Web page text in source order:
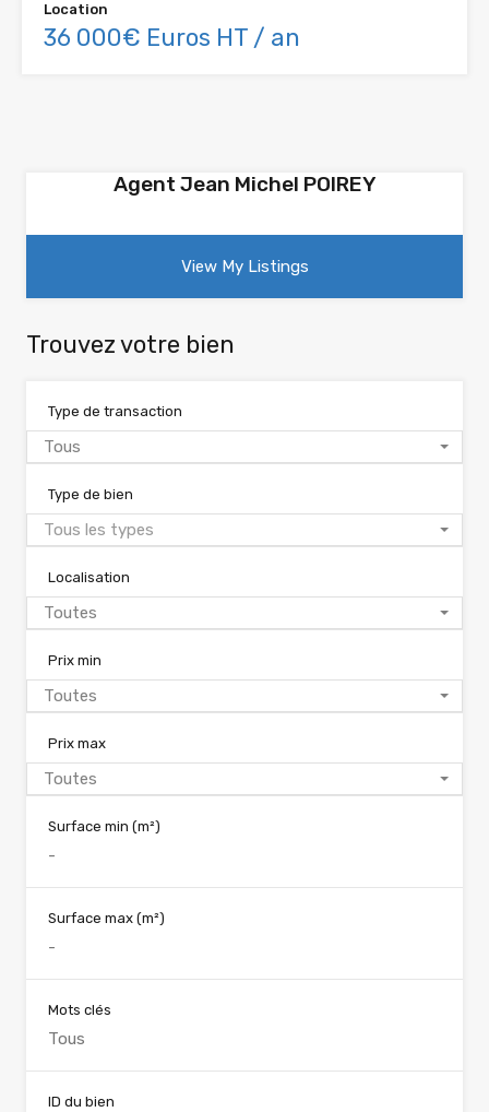
Location
36 000€ Euros HT / an
Agent Jean Michel POIREY
View My Listings
Trouvez votre bien
Type de transaction
Tous
Type de bien
Tous les types
Localisation
Toutes
Prix min
Toutes
Prix max
Toutes
Surface min (m²)
Surface max (m²)
Mots clés
ID du bien